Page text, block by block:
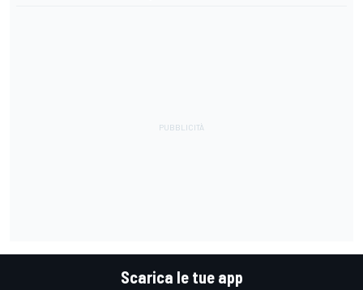
Scarica le tue app